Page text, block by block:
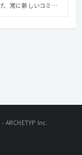
、常に新しいコミュ
制作工程からアウ
ントとより良き未
ARCHETYP Inc.